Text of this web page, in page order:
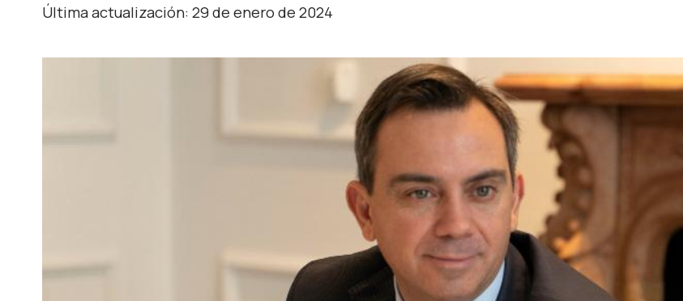
Última actualización: 29 de enero de 2024